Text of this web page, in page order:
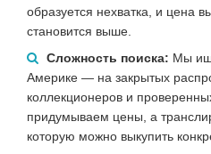
образуется нехватка, и цена
становится выше.
Сложность поиска: Мы
Америке — на закрытых
коллекционеров и
придумываем цены, а
которую можно выкупить